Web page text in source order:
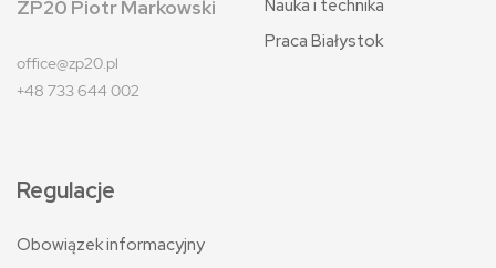
ZP20 Piotr Markowski
office@zp20.pl
+48 733 644 002
Nauka i technika
Praca Białystok
Regulacje
Obowiązek informacyjny